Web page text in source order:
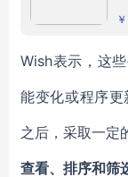
￥
Wish表示，这
能变化或程序
之后，采取一定
查看、排序和筛